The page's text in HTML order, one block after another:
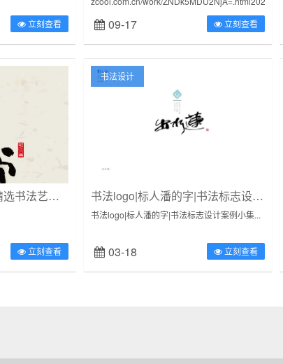
立刻查看
总结弹指一挥间有疫情有奋斗有遗憾－＋－...
09-17 立刻查看
《书法字体LOGO》精选书法艺术字体设计韩大东
立刻查看
书法设计
书法logo|标人潘的字|书法标志设计案例小集
书法logo|标人潘的字|书法标志设计案例小集...
03-18 立刻查看